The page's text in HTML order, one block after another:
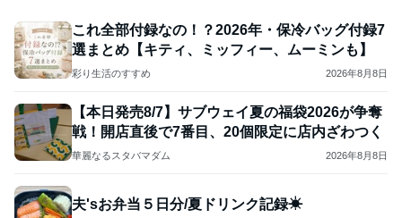
これ全部付録なの！？2026年・保冷バッグ付録7
選まとめ【キティ、ミッフィー、ムーミンも】
彩り生活のすすめ 2026年8月8日
【本日発売8/7】サブウェイ夏の福袋2026が争奪
戦！開店直後で7番目、20個限定に店内ざわつく
華麗なるスタバマダム 2026年8月8日
夫'sお弁当５日分/夏ドリンク記録☀︎